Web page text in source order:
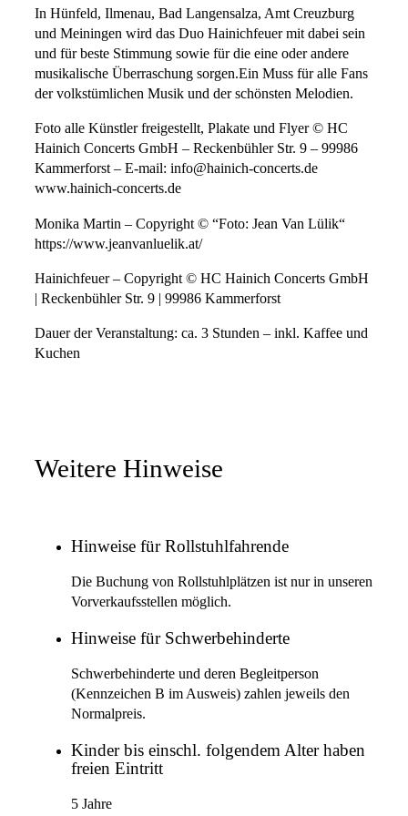
In Hünfeld, Ilmenau, Bad Langensalza, Amt Creuzburg
und Meiningen wird das Duo Hainichfeuer mit dabei sein
und für beste Stimmung sowie für die eine oder andere
musikalische Überraschung sorgen.Ein Muss für alle Fans
der volkstümlichen Musik und der schönsten Melodien.
Foto alle Künstler freigestellt, Plakate und Flyer © HC
Hainich Concerts GmbH – Reckenbühler Str. 9 – 99986
Kammerforst – E-mail: info@hainich-concerts.de
www.hainich-concerts.de
Monika Martin – Copyright © “Foto: Jean Van Lülik“
https://www.jeanvanluelik.at/
Hainichfeuer – Copyright © HC Hainich Concerts GmbH
| Reckenbühler Str. 9 | 99986 Kammerforst
Dauer der Veranstaltung: ca. 3 Stunden – inkl. Kaffee und
Kuchen
Weitere Hinweise
Hinweise für Rollstuhlfahrende
Die Buchung von Rollstuhlplätzen ist nur in unseren
Vorverkaufsstellen möglich.
Hinweise für Schwerbehinderte
Schwerbehinderte und deren Begleitperson
(Kennzeichen B im Ausweis) zahlen jeweils den
Normalpreis.
Kinder bis einschl. folgendem Alter haben
freien Eintritt
5 Jahre